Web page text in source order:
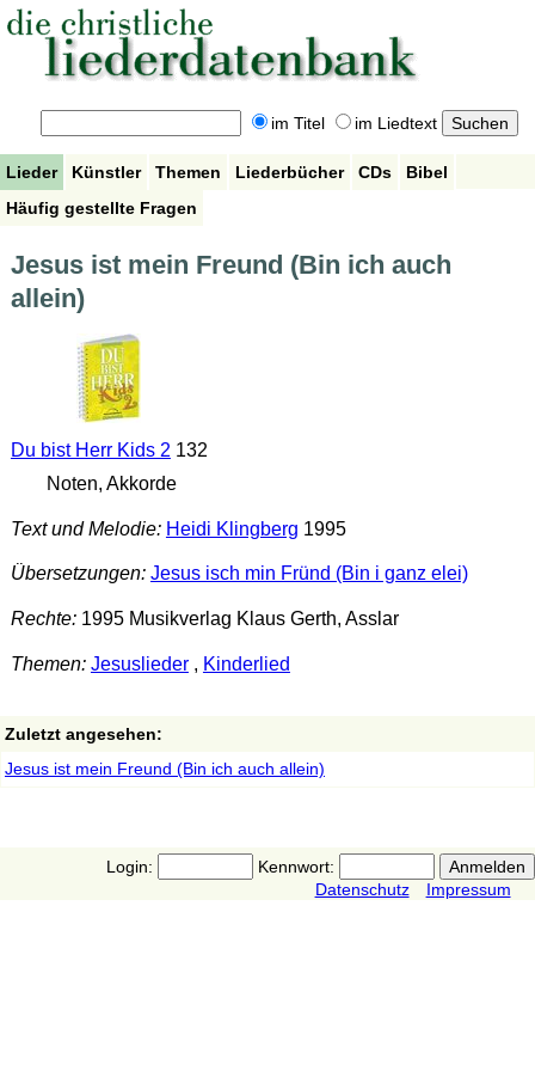
im Titel im Liedtext
Lieder Künstler Themen Liederbücher CDs
Bibel
Häufig gestellte Fragen
Jesus ist mein Freund (Bin ich auch
allein)
Du bist Herr Kids 2 132
Noten, Akkorde
Text und Melodie: Heidi Klingberg 1995
Übersetzungen: Jesus isch min Fründ (Bin i ganz elei)
Rechte:1995 Musikverlag Klaus Gerth, Asslar
Themen: Jesuslieder, Kinderlied
Zuletzt angesehen:
Jesus ist mein Freund (Bin ich auch allein)
Login:
Kennwort:
Datenschutz
Impressum